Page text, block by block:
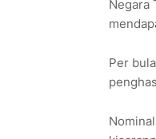
Negara
Per